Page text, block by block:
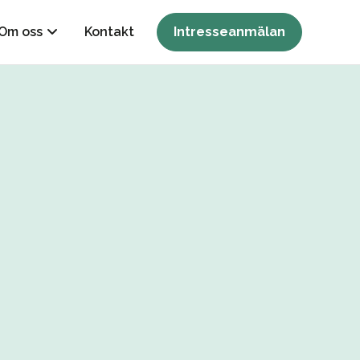
oss Kontakt Intresseanmälan